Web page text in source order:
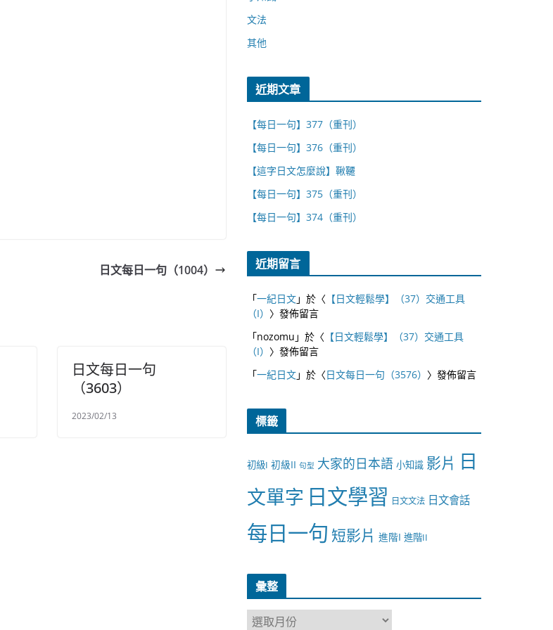
日文每日一句（1004）
日文每日一句
（3603）
2023/02/13
文法
其他
近期文章
【每日一句】377（重刊）
【每日一句】376（重刊）
【這字日文怎麼說】鞦韆
【每日一句】375（重刊）
【每日一句】374（重刊）
近期留言
「一紀日文」於〈 【日文輕鬆學】（37）交通工具
（I） 〉發佈留言
「nozomu 」於〈 【日文輕鬆學】（37）交通工具
（I） 〉發佈留言
「一紀日文」於〈日文每日一句（3576） 〉發佈留言
標籤
初級I 初級II 句型 大家的日本語 小知識 影片 日
文單字 日文學習 日文文法 日文會話
每日一句 短影片 進階I 進階II
彙整
彙